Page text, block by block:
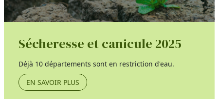
Sécheresse et canicule 2025
Déjà 10 départements sont en restriction d'eau.
EN SAVOIR PLUS